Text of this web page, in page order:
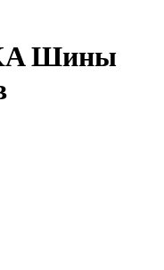
Шины